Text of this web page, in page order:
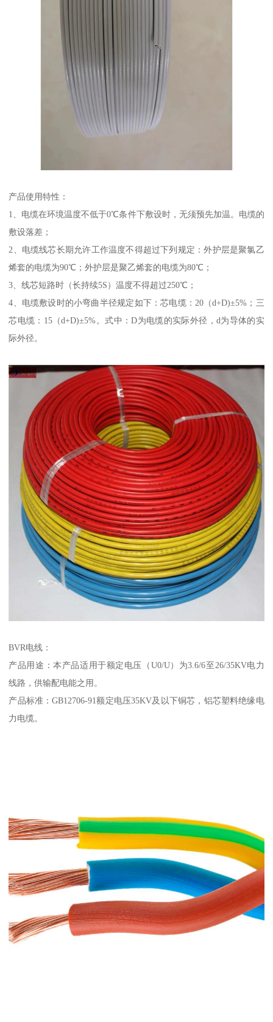
产品使用特性：
1、电缆在环境温度不低于0℃条件下敷设时，无须预先加温。电缆的
敷设落差；
2、电缆线芯长期允许工作温度不得超过下列规定：外护层是聚氯乙
烯套的电缆为90℃；外护层是聚乙烯套的电缆为80℃；
3、线芯短路时（长持续5S）温度不得超过250℃；
4、电缆敷设时的小弯曲半径规定如下：芯电缆：20（d+D)±5%；三
芯电缆：15（d+D)±5%。式中：D为电缆的实际外径，d为导体的实
际外径。
BVR电线：
产品用途：本产品适用于额定电压（U0/U）为3.6/6至26/35KV电力
线路，供输配电能之用。
产品标准：GB12706-91额定电压35KV及以下铜芯，铝芯塑料绝缘电
力电缆。